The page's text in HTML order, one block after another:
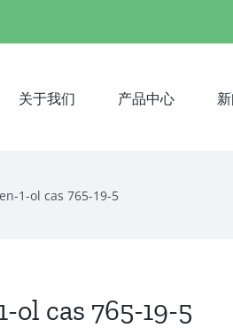
关于我们 产品中心
1-ol cas 765-19-5
ol cas 765-19-5